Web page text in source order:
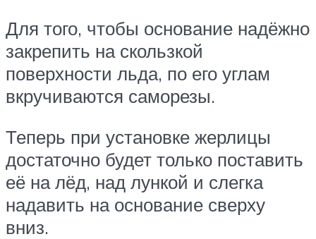
Для того, чтобы основание надёжно
закрепить на скользкой
поверхности льда, по его углам
вкручиваются саморезы.
Теперь при установке жерлицы
достаточно будет только поставить
её на лёд, над лункой и слегка
надавить на основание сверху
вниз.